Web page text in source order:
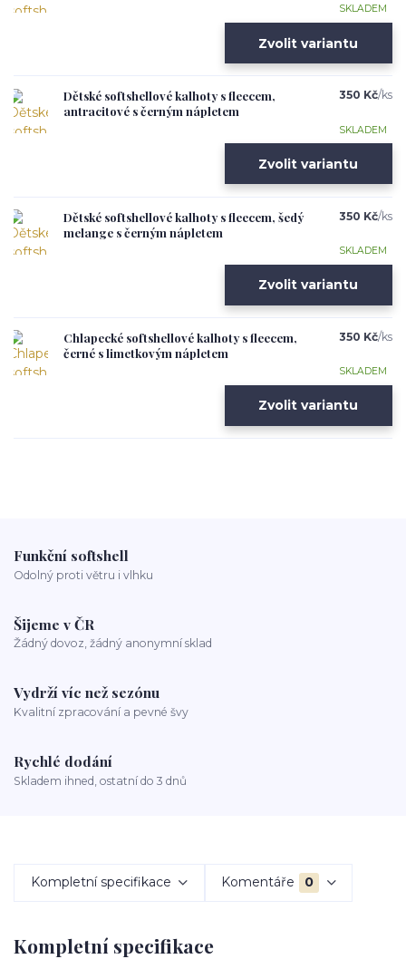
SKLADEM
Zvolit variantu
Dětské softshellové kalhoty s fleecem,
antracitové s černým nápletem
350 Kč/ks
SKLADEM
Zvolit variantu
Dětské softshellové kalhoty s fleecem, šedý
melange s černým nápletem
350 Kč/ks
SKLADEM
Zvolit variantu
Chlapecké softshellové kalhoty s fleecem,
černé s limetkovým nápletem
350 Kč/ks
SKLADEM
Zvolit variantu
Funkční softshell
Odolný proti větru i vlhku
Šijeme v ČR
Žádný dovoz, žádný anonymní sklad
Vydrží víc než sezónu
Kvalitní zpracování a pevné švy
Rychlé dodání
Skladem ihned, ostatní do 3 dnů
Kompletní specifikace Komentáře 0
Kompletní specifikace